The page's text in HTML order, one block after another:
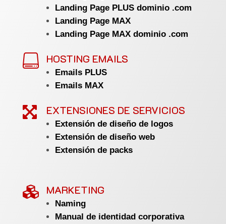
Landing Page PLUS dominio .com
Landing Page MAX
Landing Page MAX dominio .com
 HOSTING EMAILS
Emails PLUS
Emails MAX
 EXTENSIONES DE SERVICIOS
Extensión de diseño de logos
Extensión de diseño web
Extensión de packs
 MARKETING
Naming
Manual de identidad corporativa